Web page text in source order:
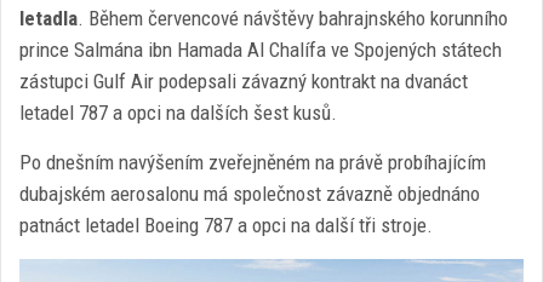
letadla. Během červencové návštěvy bahrajnského korunního
prince Salmána ibn Hamada Al Chalífa ve Spojených státech
zástupci Gulf Air podepsali závazný kontrakt na dvanáct
letadel 787 a opci na dalších šest kusů.
Po dnešním navýšením zveřejněném na právě probíhajícím
dubajském aerosalonu má společnost závazně objednáno
patnáct letadel Boeing 787 a opci na další tři stroje.